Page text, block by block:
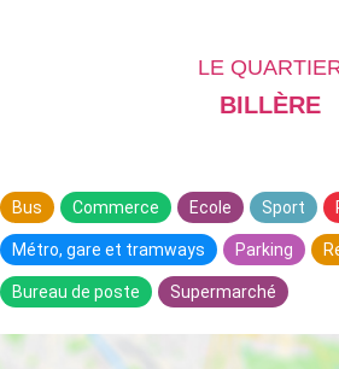
LE
BILLÈRE
Bus Commerce Ecole Sport
Métro, gare et tramways Parking
Bureau de poste Supermarché